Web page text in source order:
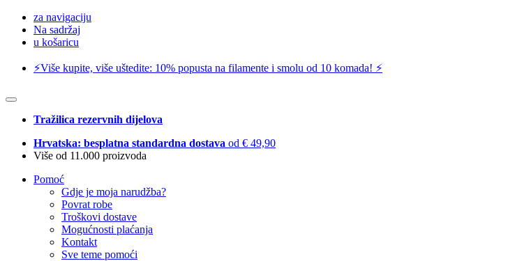
za navigaciju
Na sadržaj
u košaricu
⚡️Više kupite, više uštedite: 10% popusta na filamente i smolu od 10 komada! ⚡️
Tražilica rezervnih dijelova
Hrvatska: besplatna standardna dostava od € 49,90
Više od 11.000 proizvoda
Pomoć
Gdje je moja narudžba?
Povrat robe
Troškovi dostave
Mogućnosti plaćanja
Kontakt
Sve teme pomoći